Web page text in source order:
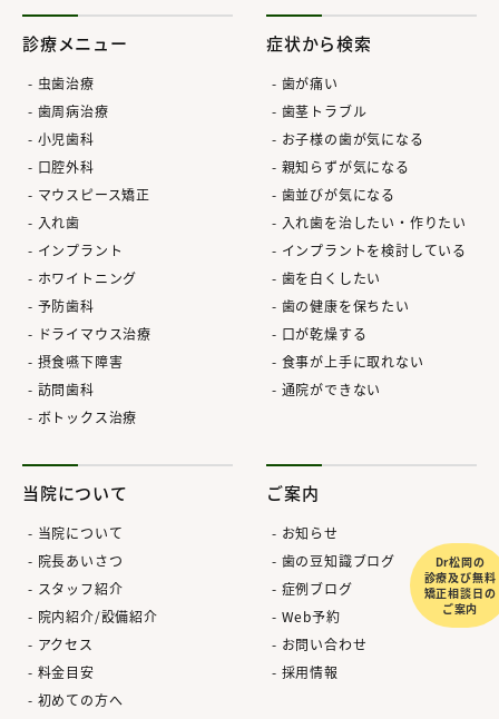
診療メニュー
虫歯治療
歯周病治療
小児歯科
口腔外科
マウスピース矯正
入れ歯
インプラント
ホワイトニング
予防歯科
ドライマウス治療
摂食嚥下障害
訪問歯科
ボトックス治療
症状から検索
歯が痛い
歯茎トラブル
お子様の歯が気になる
親知らずが気になる
歯並びが気になる
入れ歯を治したい・作りたい
インプラントを検討している
歯を白くしたい
歯の健康を保ちたい
口が乾燥する
食事が上手に取れない
通院ができない
当院について
当院について
院長あいさつ
スタッフ紹介
院内紹介/設備紹介
アクセス
料金目安
初めての方へ
ご案内
お知らせ
歯の豆知識ブログ
症例ブログ
Web予約
お問い合わせ
採用情報
Dr松岡の
診療及び無料
矯正相談日の
ご案内